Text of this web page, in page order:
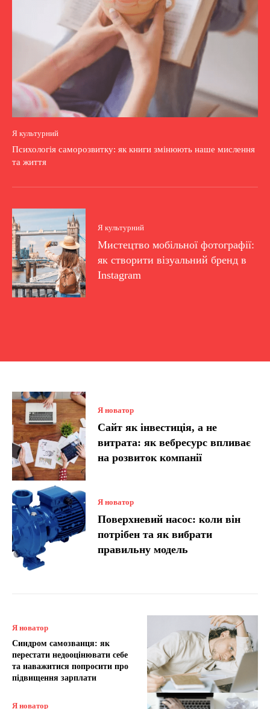
Я культурний
Психологія саморозвитку: як книги змінюють наше мислення
та життя
Я культурний
Мистецтво мобільної фотографії:
як створити візуальний бренд в
Instagram
Я новатор
Сайт як інвестиція, а не
витрата: як вебресурс впливає
на розвиток компанії
Я новатор
Поверхневий насос: коли він
потрібен та як вибрати
правильну модель
Я новатор
Синдром самозванця: як
перестати недооцінювати себе
та наважитися попросити про
підвищення зарплати
Я новатор